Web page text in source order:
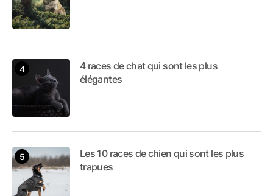
4 races de chat qui sont les plus
élégantes
Les 10 races de chien qui sont les plus
trapues